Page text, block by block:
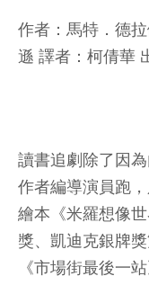
作者：馬特．德
遜 譯者：柯倩華
讀書追劇除了因
作者編導演員跑
繪本《米羅想像
獎、凱迪克銀牌
《市場街最後一